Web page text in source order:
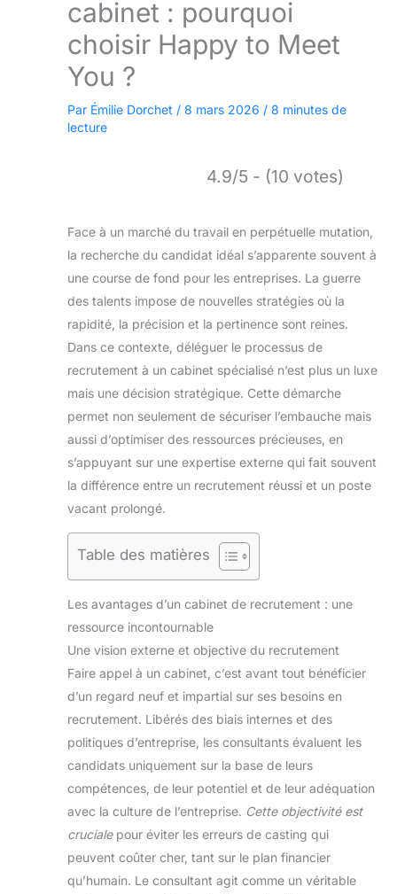
cabinet : pourquoi
choisir Happy to Meet
You ?
Par Émilie Dorchet / 8 mars 2026 / 8 minutes de
lecture
4.9/5 - (10 votes)
Face à un marché du travail en perpétuelle mutation,
la recherche du candidat idéal s’apparente souvent à
une course de fond pour les entreprises. La guerre
des talents impose de nouvelles stratégies où la
rapidité, la précision et la pertinence sont reines.
Dans ce contexte, déléguer le processus de
recrutement à un cabinet spécialisé n’est plus un luxe
mais une décision stratégique. Cette démarche
permet non seulement de sécuriser l’embauche mais
aussi d’optimiser des ressources précieuses, en
s’appuyant sur une expertise externe qui fait souvent
la différence entre un recrutement réussi et un poste
vacant prolongé.
Table des matières
Les avantages d’un cabinet de recrutement : une
ressource incontournable
Une vision externe et objective du recrutement
Faire appel à un cabinet, c’est avant tout bénéficier
d’un regard neuf et impartial sur ses besoins en
recrutement. Libérés des biais internes et des
politiques d’entreprise, les consultants évaluent les
candidats uniquement sur la base de leurs
compétences, de leur potentiel et de leur adéquation
avec la culture de l’entreprise. Cette objectivité est
crucialepour éviter les erreurs de casting qui
peuvent coûter cher, tant sur le plan financier
qu’humain. Le consultant agit comme un véritable